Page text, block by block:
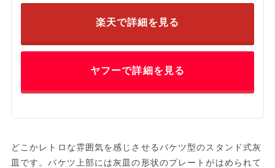
楽天で詳細を見る
ヤフーで詳細を見る
どこかレトロな雰囲気を感じさせるバケツ型のスタンド式灰
皿です。バケツ上部には灰皿の形状のプレートがはめられて